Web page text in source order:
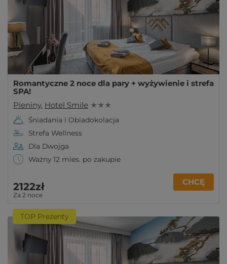
Romantyczne 2 noce dla pary + wyżywienie i strefa
SPA!
Pieniny, Hotel Smile ★ ★ ★
Śniadania i Obiadokolacja
Strefa Wellness
Dla Dwojga
Ważny 12 mies. po zakupie
2122zł
Za 2 noce
CHCĘ
TOP Prezenty